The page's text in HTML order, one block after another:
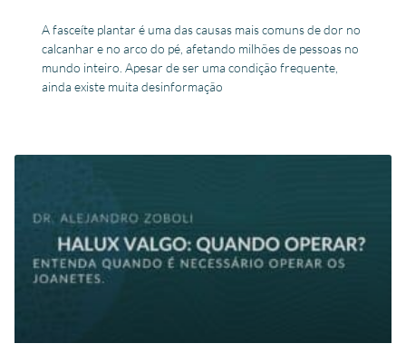
A fasceíte plantar é uma das causas mais comuns de dor no
calcanhar e no arco do pé, afetando milhões de pessoas no
mundo inteiro. Apesar de ser uma condição frequente,
ainda existe muita desinformação